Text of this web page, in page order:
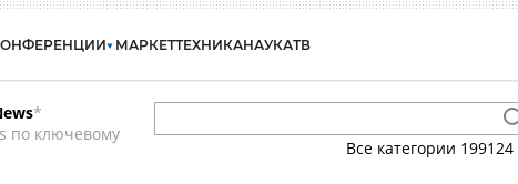
МАРКЕТТЕХНИКАНАУКАТВ
*
по ключевому
Все категории 199124